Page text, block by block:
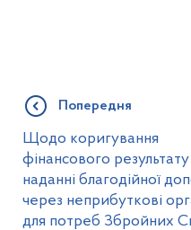
Попередня
Щодо коригування
фінансового
наданні благодійної
через неприбуткові
для потреб Збройних